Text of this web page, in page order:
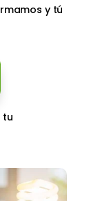
y tú
tu